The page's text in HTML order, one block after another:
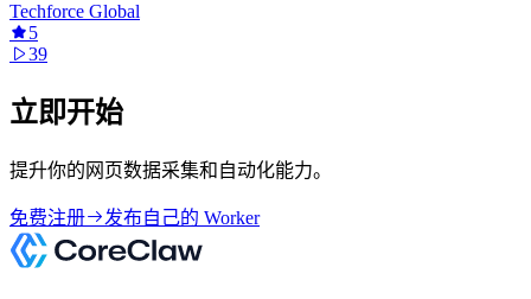
Techforce Global
5
39
立即开始
提升你的网页数据采集和自动化能力。
免费注册 发布自己的 Worker